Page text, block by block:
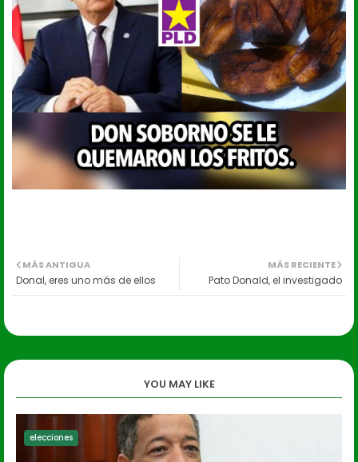
MÁS RECIENTE
Pato Donald, el investigado
MÁS ANTIGUA
Donal, eres uno más de ellos
YOU MAY LIKE
elecciones